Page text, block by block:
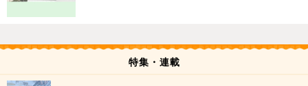
特集・連載